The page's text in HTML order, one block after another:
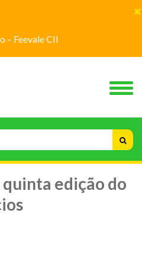
– Feevale CII
edição do